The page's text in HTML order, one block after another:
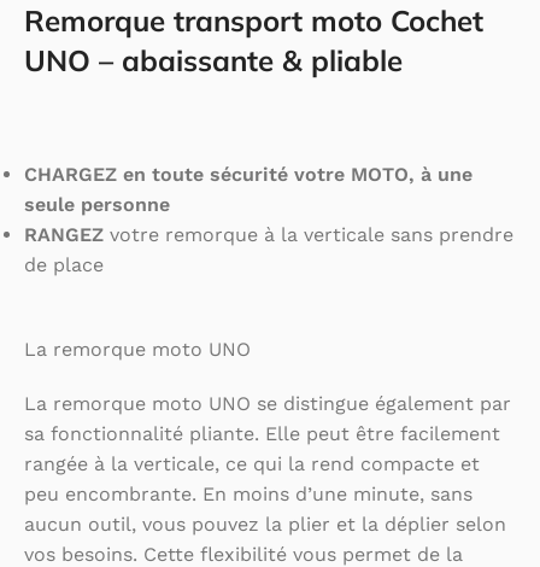
Remorque transport moto Cochet
UNO – abaissante & pliable
CHARGEZ en toute sécurité votre MOTO, à une
seule personne
RANGEZ votre remorque à la verticale sans prendre
de place
La remorque moto UNO
La remorque moto UNO se distingue également par
sa fonctionnalité pliante. Elle peut être facilement
rangée à la verticale, ce qui la rend compacte et
peu encombrante. En moins d’une minute, sans
aucun outil, vous pouvez la plier et la déplier selon
vos besoins. Cette flexibilité vous permet de la